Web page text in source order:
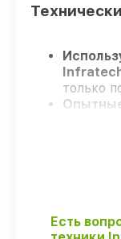
только
Есть